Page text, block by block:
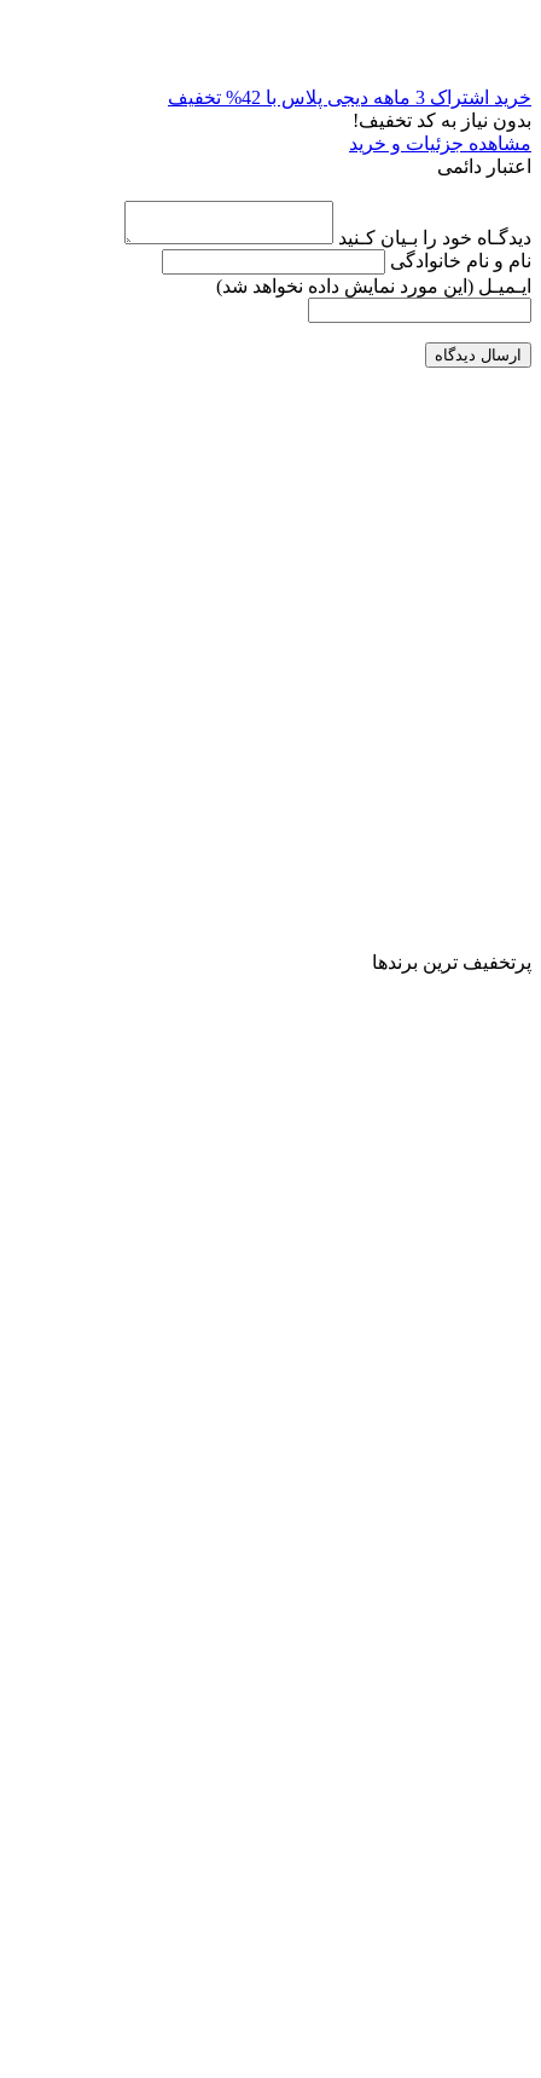
خرید اشتراک 3 ماهه دیجی پلاس با 42% تخفیف
بدون نیاز به کد تخفیف!
مشاهده جزئیات و خرید
اعتبار دائمی
دیدگـاه خود را بـیان کـنید
نام و نام خانوادگی
ایـمیـل (این مورد نمایش داده نخواهد شد)
ارسال دیدگاه
پرتخفیف ترین برندها